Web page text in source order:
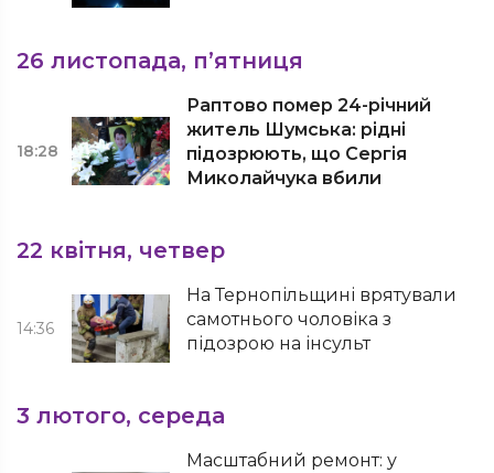
26 листопада, п’ятниця
18:28
Раптово помер 24-річний
житель Шумська: рідні
підозрюють, що Сергія
Миколайчука вбили
22 квітня, четвер
14:36
На Тернопільщині врятували
самотнього чоловіка з
підозрою на інсульт
3 лютого, середа
Масштабний ремонт: у